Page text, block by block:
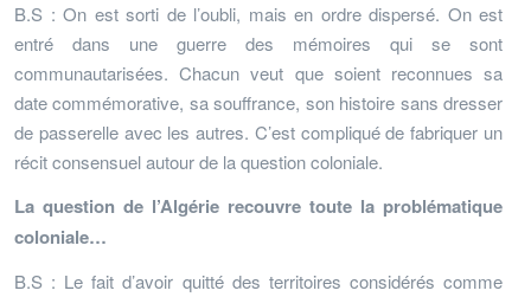
B.S : On est sorti de l’oubli, mais en ordre dispersé. On est
entré dans une guerre des mémoires qui se sont
communautarisées. Chacun veut que soient reconnues sa
date commémorative, sa souffrance, son histoire sans dresser
de passerelle avec les autres. C’est compliqué de fabriquer un
récit consensuel autour de la question coloniale.
La question de l’Algérie recouvre toute la problématique
coloniale…
B.S : Le fait d’avoir quitté des territoires considérés comme